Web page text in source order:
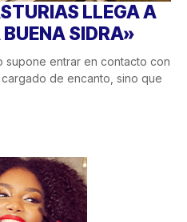
LLEGA A
SIDRA»
supone entrar en contacto con
de encanto, sino que